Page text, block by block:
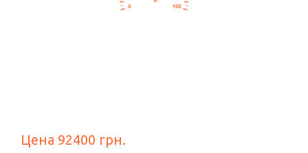
Цена 92400 грн.